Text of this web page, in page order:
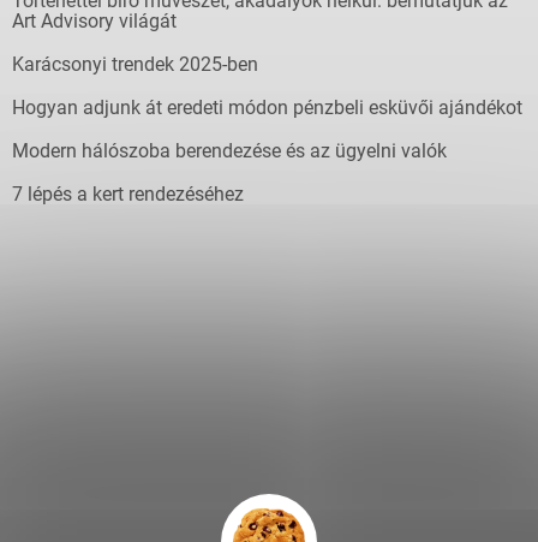
Art Advisory világát
Karácsonyi trendek 2025-ben
Hogyan adjunk át eredeti módon pénzbeli esküvői ajándékot
Modern hálószoba berendezése és az ügyelni valók
7 lépés a kert rendezéséhez